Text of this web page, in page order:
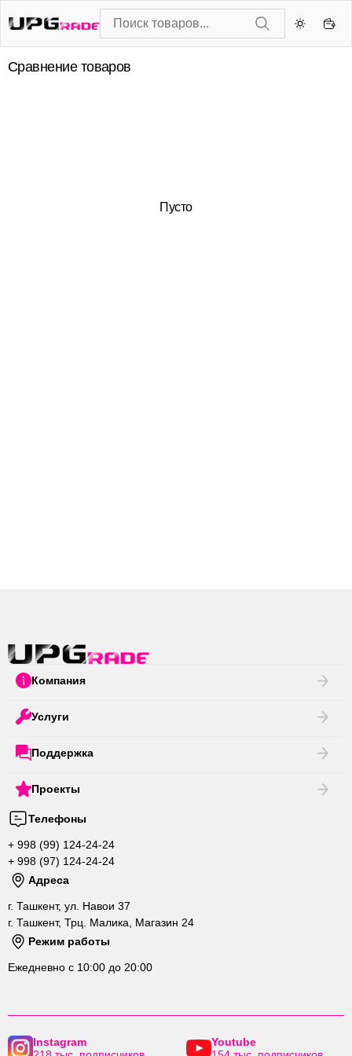
Сравнение товаров
Пусто
Компания
Услуги
Поддержка
Проекты
Телефоны
+ 998 (99) 124-24-24
+ 998 (97) 124-24-24
Адреса
г. Ташкент, ул. Навои 37
г. Ташкент, Трц. Малика, Магазин 24
Режим работы
Ежедневно с 10:00 до 20:00
Instagram
Youtube